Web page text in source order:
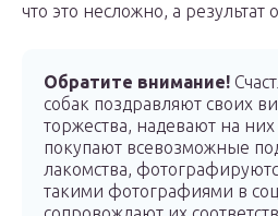
что это несложно, а результат
Обратите внимание!
собак поздравляют своих
торжества, надевают на
покупают всевозможные
лакомства,
такими фотографиями в